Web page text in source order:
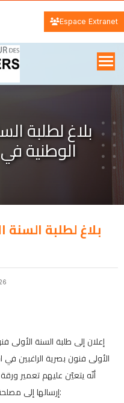
Espace Extranet
بلاغ لطلبة
الوطنية في
بلاغ لطلبة السنة
إعلان إلى طلبة السنة
الأولى فنون بصرية الراغبين في
أنّه يتعيّن عليهم تعمير ورقة
إرسالها إلى